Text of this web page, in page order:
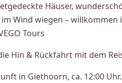
Häuser,
Wind wiegen –
Tours
Hin & Rückfahrt mit dem
in Giethoorn, ca. 12:00 Uhr.